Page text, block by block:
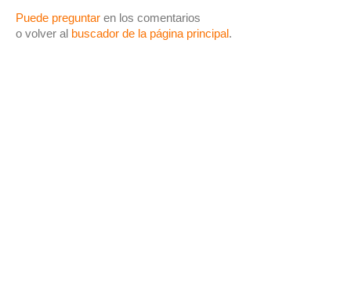
Puede preguntar en los comentarios
o volver al buscador de la página principal.